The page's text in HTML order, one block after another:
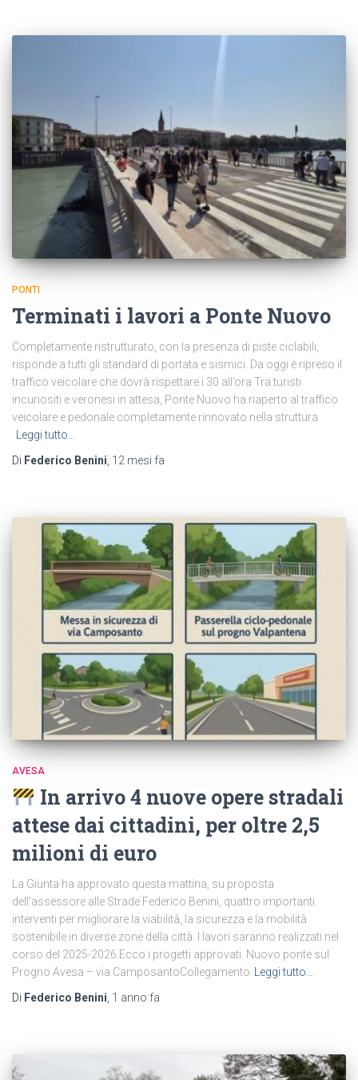
PONTI
Terminati i lavori a Ponte Nuovo
Completamente ristrutturato, con la presenza di piste ciclabili,
risponde a tutti gli standard di portata e sismici. Da oggi è ripreso il
traffico veicolare che dovrà rispettare i 30 all’ora Tra turisti
incuriositi e veronesi in attesa, Ponte Nuovo ha riaperto al traffico
veicolare e pedonale completamente rinnovato nella struttura
Leggi tutto…
Di Federico Benini 12 mesi fa
AVESA
In arrivo 4 nuove opere stradali
attese dai cittadini, per oltre 2,5
milioni di euro
La Giunta ha approvato questa mattina, su proposta
dell’assessore alle Strade Federico Benini, quattro importanti
interventi per migliorare la viabilità, la sicurezza e la mobilità
sostenibile in diverse zone della città. I lavori saranno realizzati nel
corso del 2025-2026.Ecco i progetti approvati: Nuovo ponte sul
Progno Avesa – via CamposantoCollegamento Leggi tutto…
Di Federico Benini, 1 anno fa